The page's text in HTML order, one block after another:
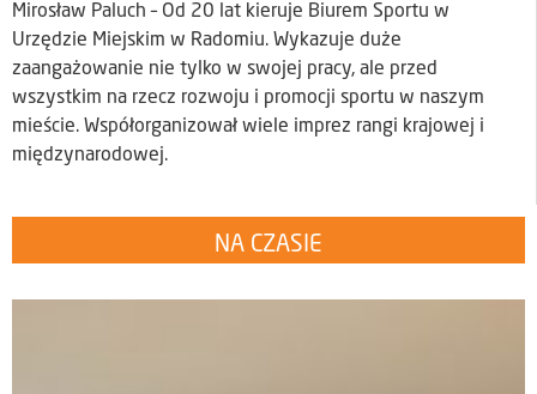
Mirosław Paluch – Od 20 lat kieruje Biurem Sportu w
Urzędzie Miejskim w Radomiu. Wykazuje duże
zaangażowanie nie tylko w swojej pracy, ale przed
wszystkim na rzecz rozwoju i promocji sportu w naszym
mieście. Współorganizował wiele imprez rangi krajowej i
międzynarodowej.
NA CZASIE